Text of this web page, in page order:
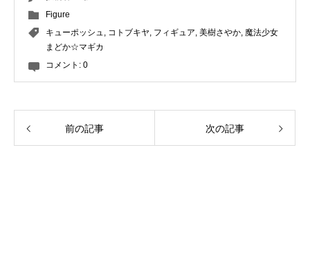
Figure
キューポッシュ, コトブキヤ, フィギュア, 美樹さやか, 魔法少女
まどか☆マギカ
コメント: 0
前の記事 次の記事